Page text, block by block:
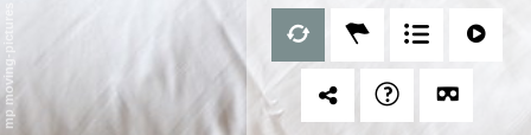
Wellness-Suite Bergalm